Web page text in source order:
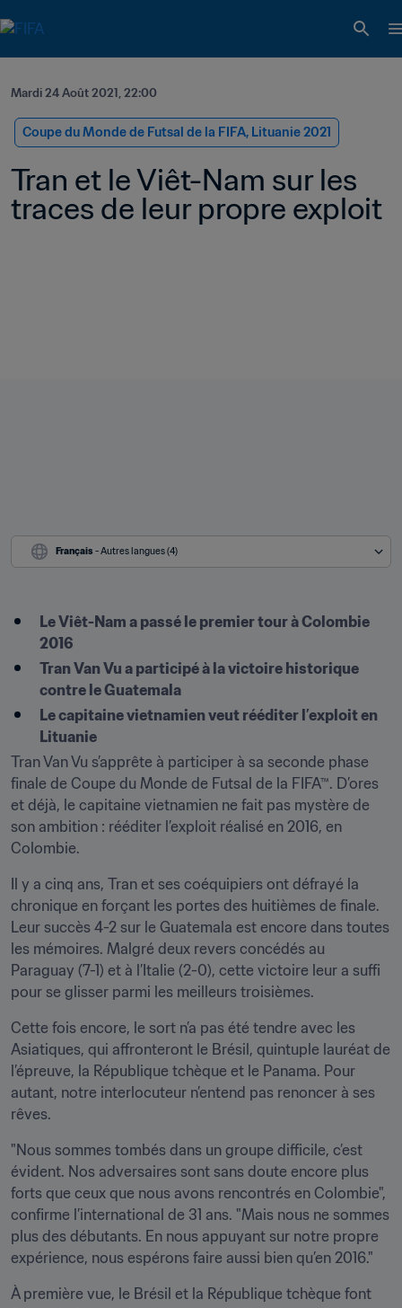
Mardi 24 Août 2021, 22:00
Coupe du Monde de Futsal de la FIFA, Lituanie 2021
Tran et le Viêt-Nam sur les
traces de leur propre exploit
Français - Autres langues (4)
Le Viêt-Nam a passé le premier tour à Colombie
2016
Tran Van Vu a participé à la victoire historique
contre le Guatemala
Le capitaine vietnamien veut rééditer l’exploit en
Lituanie
Tran Van Vu s’apprête à participer à sa seconde phase
finale de Coupe du Monde de Futsal de la FIFA™. D’ores
et déjà, le capitaine vietnamien ne fait pas mystère de
son ambition : rééditer l’exploit réalisé en 2016, en
Colombie.
Il y a cinq ans, Tran et ses coéquipiers ont défrayé la
chronique en forçant les portes des huitièmes de finale.
Leur succès 4-2 sur le Guatemala est encore dans toutes
les mémoires. Malgré deux revers concédés au
Paraguay (7-1) et à l’Italie (2-0), cette victoire leur a suffi
pour se glisser parmi les meilleurs troisièmes.
Cette fois encore, le sort n’a pas été tendre avec les
Asiatiques, qui affronteront le Brésil, quintuple lauréat de
l’épreuve, la République tchèque et le Panama. Pour
autant, notre interlocuteur n’entend pas renoncer à ses
rêves.
"Nous sommes tombés dans un groupe difficile, c’est
évident. Nos adversaires sont sans doute encore plus
forts que ceux que nous avons rencontrés en Colombie",
confirme l’international de 31 ans. "Mais nous ne sommes
plus des débutants. En nous appuyant sur notre propre
expérience, nous espérons faire aussi bien qu’en 2016."
À première vue, le Brésil et la République tchèque font